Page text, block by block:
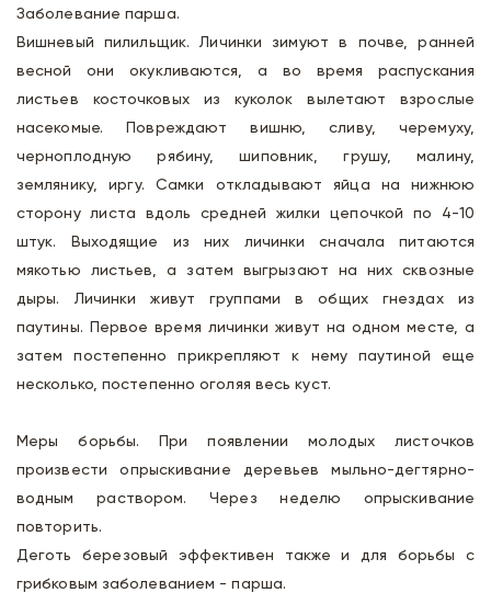
Заболевание парша.
Вишневый пилильщик. Личинки зимуют в почве, ранней
весной они окукливаются, а во время распускания
листьев косточковых из куколок вылетают взрослые
насекомые. Повреждают вишню, сливу, черемуху,
черноплодную рябину, шиповник, грушу, малину,
землянику, иргу. Самки откладывают яйца на нижнюю
сторону листа вдоль средней жилки цепочкой по 4-10
штук. Выходящие из них личинки сначала питаются
мякотью листьев, а затем выгрызают на них сквозные
дыры. Личинки живут группами в общих гнездах из
паутины. Первое время личинки живут на одном месте, а
затем постепенно прикрепляют к нему паутиной еще
несколько, постепенно оголяя весь куст.
Меры борьбы. При появлении молодых листочков
произвести опрыскивание деревьев мыльно-дегтярно-
водным раствором. Через неделю опрыскивание
повторить.
Деготь березовый эффективен также и для борьбы с
грибковым заболеванием - парша.